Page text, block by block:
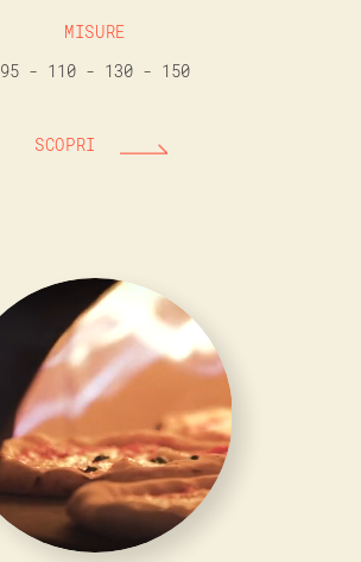
MISURE
95 - 110 - 130 - 150
SCOPRI